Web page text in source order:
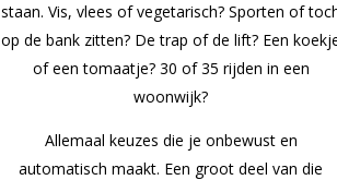
staan. Vis, vlees of vegetarisch? Sporten of
op de bank zitten? De trap of de lift? Een
of een tomaatje? 30 of 35 rijden in een
woonwijk?
Allemaal keuzes die je onbewust en
automatisch maakt. Een groot deel van die